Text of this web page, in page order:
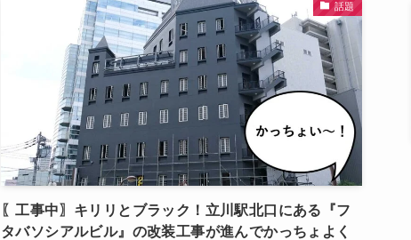
話題
〖工事中〗キリリとブラック！立川駅北口にある『フ
タバソシアルビル』の改装工事が進んでかっちょよく